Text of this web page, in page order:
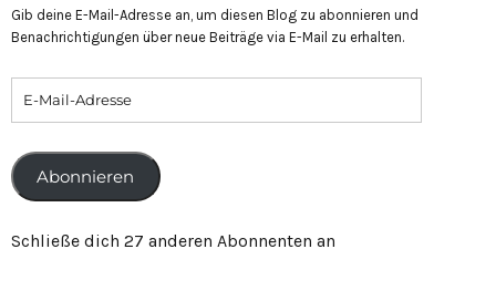
Gib deine E-Mail-Adresse an, um diesen Blog zu abonnieren und
Benachrichtigungen über neue Beiträge via E-Mail zu erhalten.
Abonnieren
Schließe dich 27 anderen Abonnenten an